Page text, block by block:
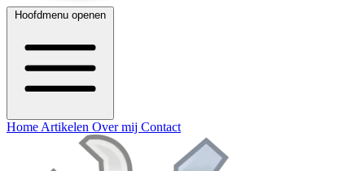
Hoofdmenu openen
Home Artikelen Over mij Contact